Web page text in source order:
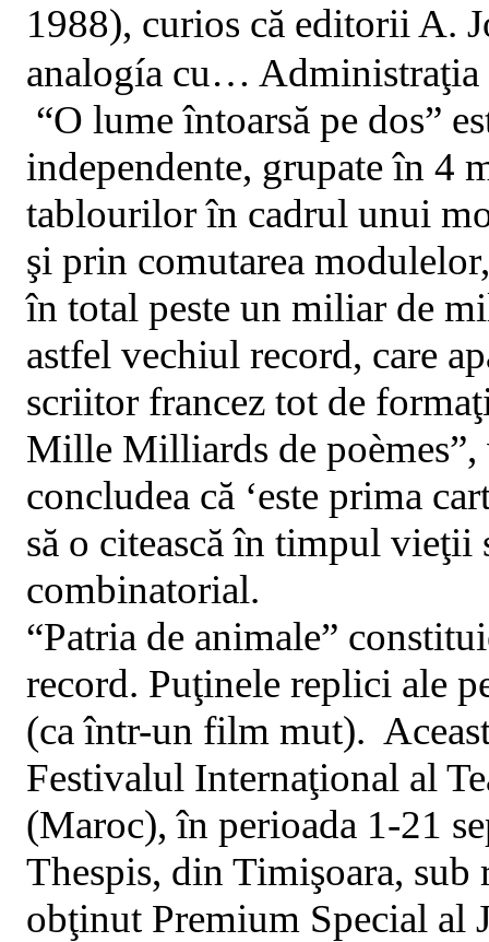
1988), curios că editorii A.
analogía cu… Administraţia
“O lume întoarsă pe dos”
independente, grupate în 4
tablourilor în cadrul unui
şi prin comutarea
în total peste un miliar de
astfel vechiul record, care
scriitor francez tot de
Mille Milliards de poèmes”,
concludea că ‘este prima
să o citească în timpul vieţii
combinatorial.
“Patria de animale”
record. Puţinele replici ale
(ca într-un film mut).
Festivalul Internaţional al
(Maroc), în perioada 1-21
Thespis, din Timişoara,
obţinut Premium Special al